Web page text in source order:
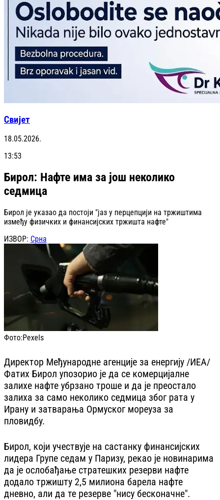
Свијет
18.05.2026.
13:53
Бирол: Нафте има за још неколико
седмица
Бирол је указао да постоји "јаз у перцепцији на тржиштима
између физичких и финансијских тржишта нафте"
ИЗВОР: Срна
Фото:Pexels
Директор Међународне агенције за енергију /ИЕА/
Фатих Бирол упозорио је да се комерцијалне
залихе нафте убрзано троше и да је преостало
залиха за само неколико седмица због рата у
Ирану и затварања Ормуског мореуза за
пловидбу.
Бирол, који учествује на састанку финансијских
лидера Групе седам у Паризу, рекао је новинарима
да је ослобађање стратешких резерви нафте
додало тржишту 2,5 милиона барела нафте
дневно, али да те резерве "нису бесконачне".